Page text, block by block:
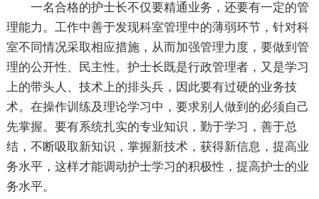
一名合格的护士长不仅要精通业务，还要有一定的管
理能力。工作中善于发现科室管理中的薄弱环节，针对科
室不同情况采取相应措施，从而加强管理力度，要做到管
理的公开性、民主性。护士长既是行政管理者，又是学习
上的带头人、技术上的排头兵，因此要有过硬的业务技
术。在操作训练及理论学习中，要求别人做到的必须自己
先掌握。要有系统扎实的专业知识，勤于学习，善于总
结，不断吸取新知识，掌握新技术，获得新信息，提高业
务水平，这样才能调动护士学习的积极性，提高护士的业
务水平。